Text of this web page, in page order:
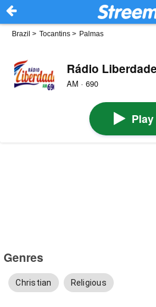
Brazil > Tocantins > Palmas
Rádio
AM · 690
Play
Genres
Christian Religious